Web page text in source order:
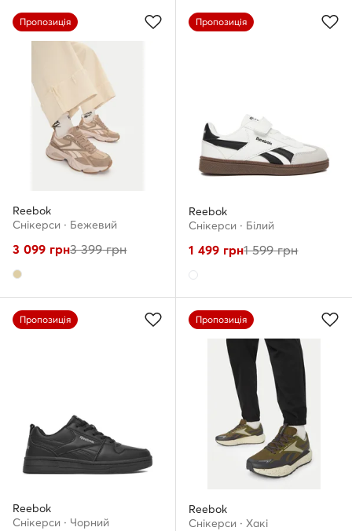
Пропозиція
Reebok
Снікерcи · Бежевий
3 099 грн3 399грн
Пропозиція
Reebok
Снікерcи · Білий
1 499 грн1 599грн
Пропозиція
Reebok
Снікерcи · Чорний
Пропозиція
Reebok
Снікерcи · Хакі